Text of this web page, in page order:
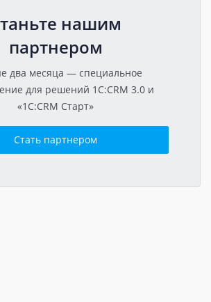
нашим
партнером
два месяца — специальное
для решений 1C:CRM 3.0 и
«1C:CRM Старт»
Стать партнером